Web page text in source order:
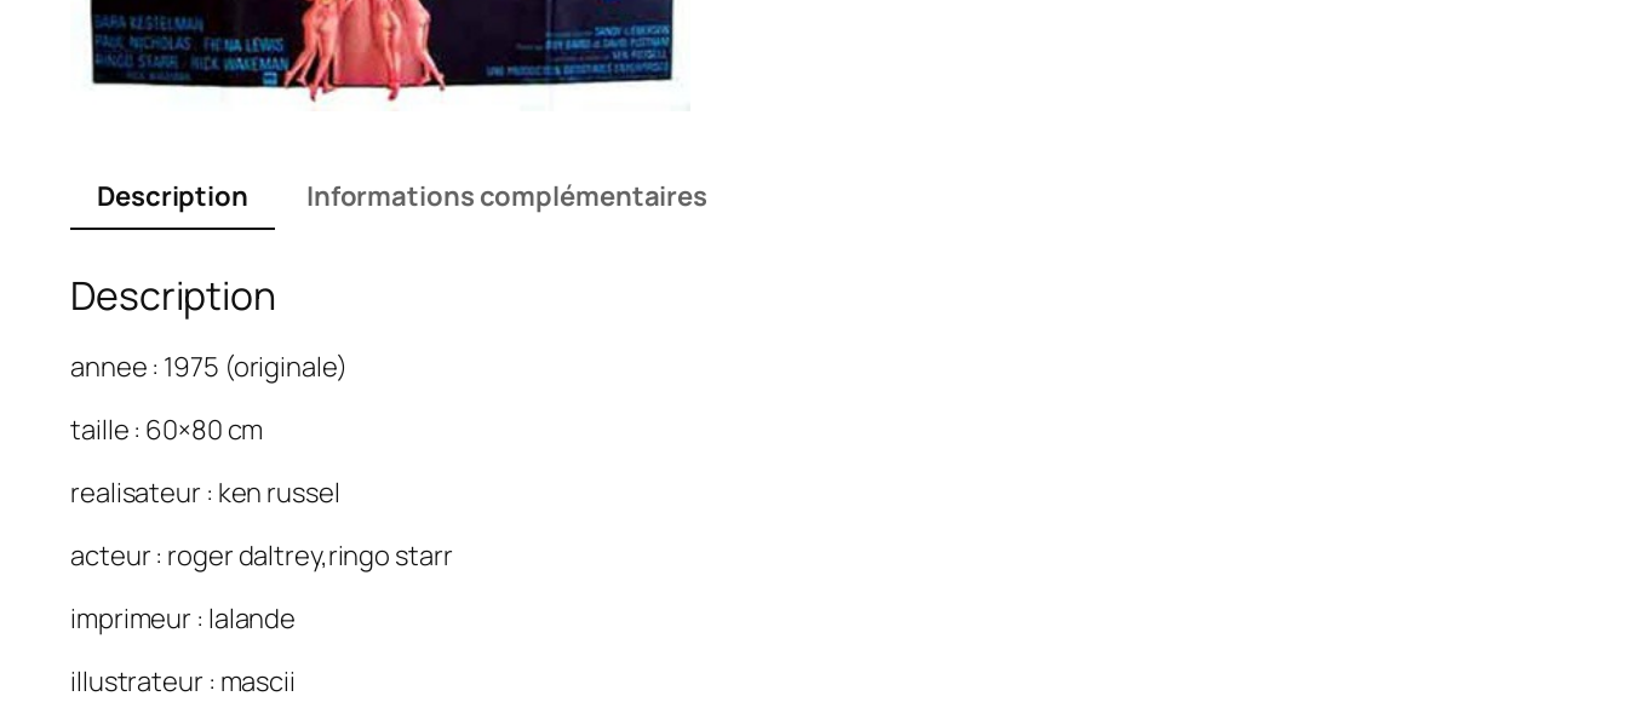
Description Informations complémentaires
Description
annee : 1975 (originale)
taille : 60×80 cm
realisateur : ken russel
acteur : roger daltrey,ringo starr
imprimeur : lalande
illustrateur : mascii